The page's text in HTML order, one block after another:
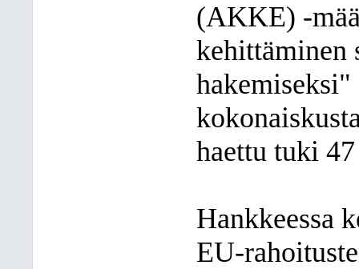
(AKKE) -
kehittäminen
haettu tuki
Hankkeessa
EU-